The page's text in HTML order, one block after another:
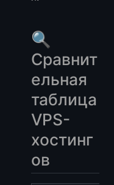
🔍
Сравнит
ельная
таблица
VPS-
хостинг
ов